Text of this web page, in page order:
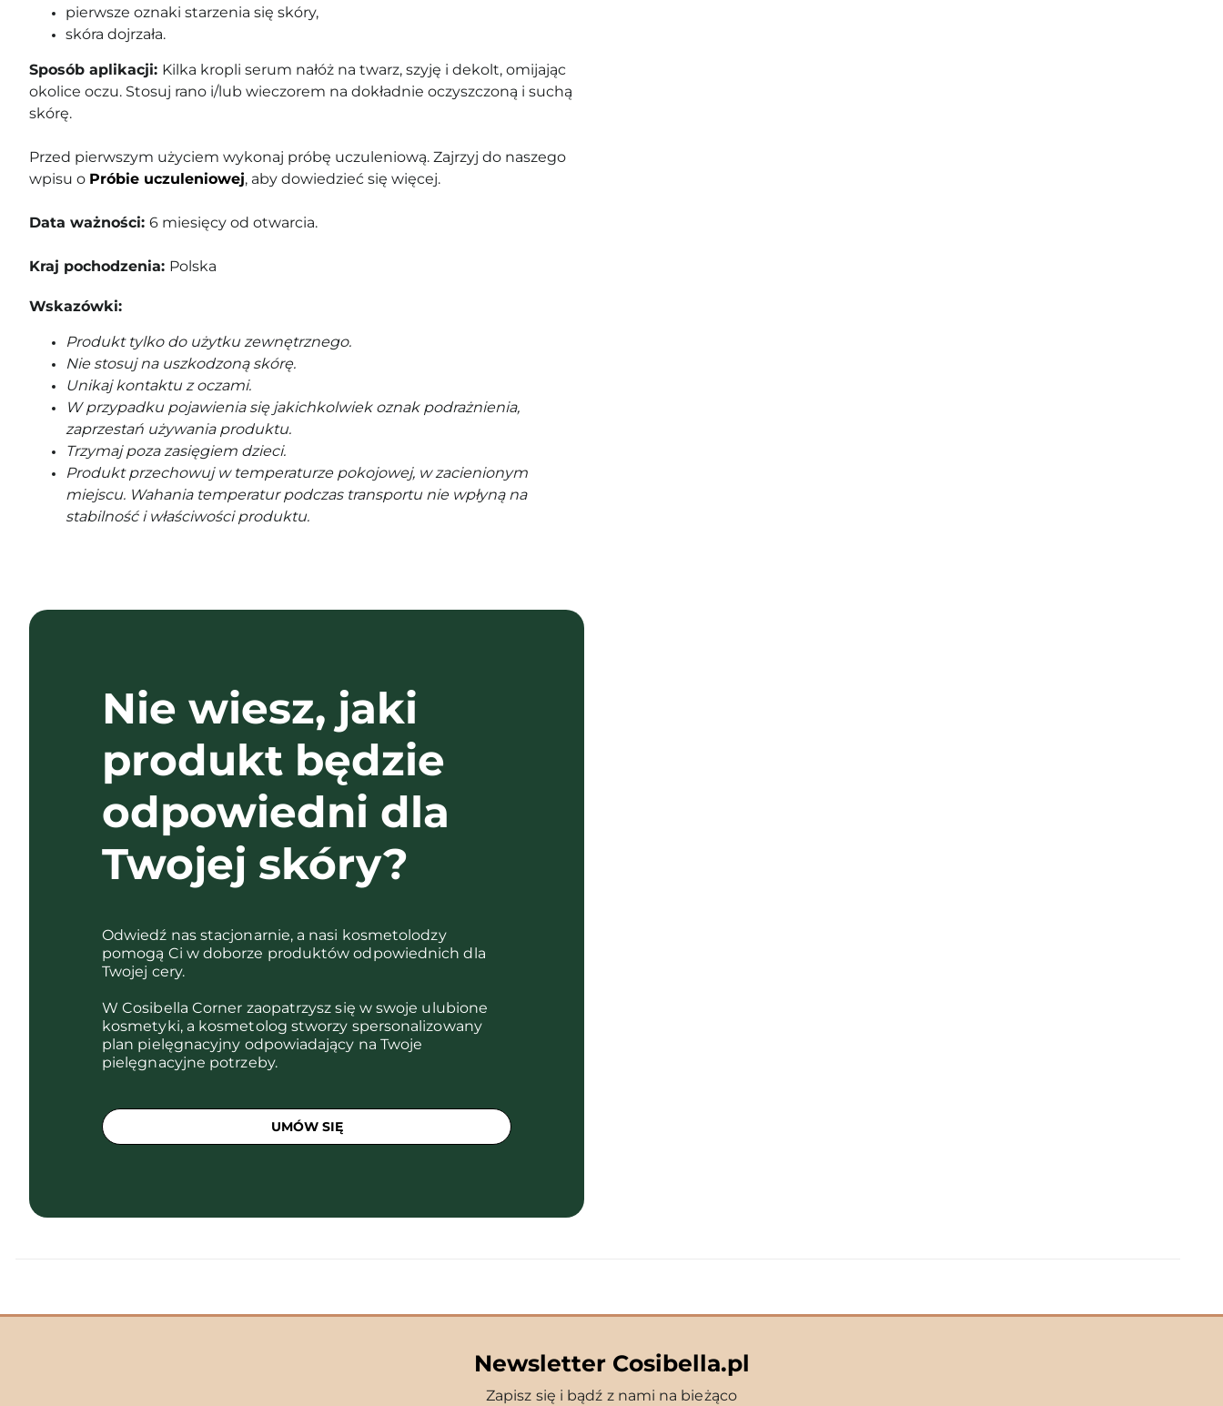
pierwsze oznaki starzenia się skóry,
skóra dojrzała.
Sposób aplikacji: Kilka kropli serum nałóż na twarz, szyję i dekolt, omijając
okolice oczu. Stosuj rano i/lub wieczorem na dokładnie oczyszczoną i suchą
skórę.
Przed pierwszym użyciem wykonaj próbę uczuleniową. Zajrzyj do naszego
wpisu o Próbie uczuleniowej, aby dowiedzieć się więcej.
Data ważności: 6 miesięcy od otwarcia.
Kraj pochodzenia: Polska
Wskazówki:
Produkt tylko do użytku zewnętrznego.
Nie stosuj na uszkodzoną skórę.
Unikaj kontaktu z oczami.
W przypadku pojawienia się jakichkolwiek oznak podrażnienia,
zaprzestań używania produktu.
Trzymaj poza zasięgiem dzieci.
Produkt przechowuj w temperaturze pokojowej, w zacienionym
miejscu. Wahania temperatur podczas transportu nie wpłyną na
stabilność i właściwości produktu.
Nie wiesz, jaki
produkt będzie
odpowiedni dla
Twojej skóry?
Odwiedź nas stacjonarnie, a nasi kosmetolodzy
pomogą Ci w doborze produktów odpowiednich dla
Twojej cery.
W Cosibella Corner zaopatrzysz się w swoje ulubione
kosmetyki, a kosmetolog stworzy spersonalizowany
plan pielęgnacyjny odpowiadający na Twoje
pielęgnacyjne potrzeby.
UMÓW SIĘ
Newsletter Cosibella.pl
Zapisz się i bądź z nami na bieżąco